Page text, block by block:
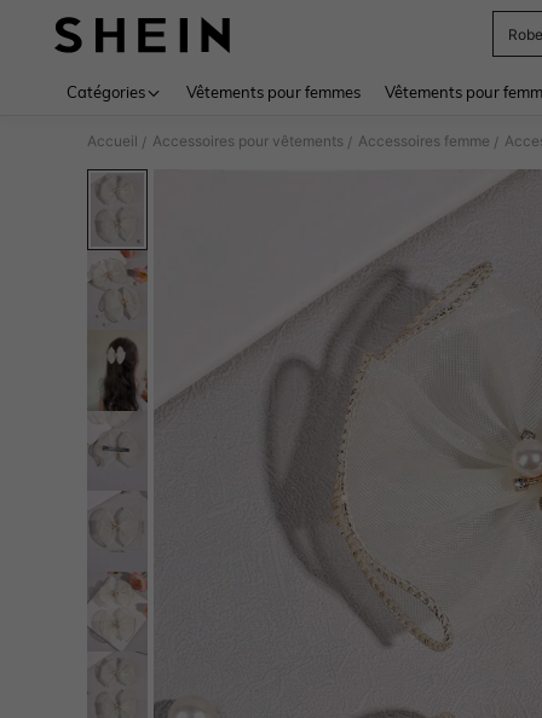
Robe
Catégories Vêtements pour femmes Vêtements pour
Accueil / Accessoires pour vêtements / Accessoires femme /